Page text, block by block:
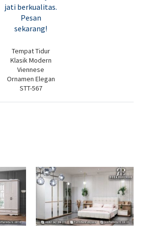
Tempat Tidur
Klasik Modern
Viennese
Ornamen Elegan
STT-567